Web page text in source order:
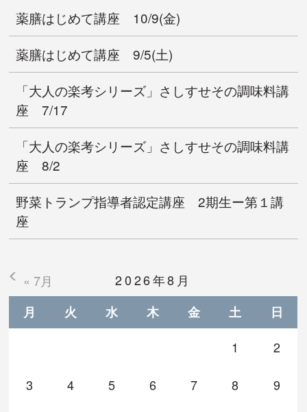
薬膳はじめて講座 10/9(金)
薬膳はじめて講座 9/5(土)
「大人の楽考シリーズ」さしすせその調味料講
座 7/17
「大人の楽考シリーズ」さしすせその調味料講
座 8/2
野菜トランプ指導者認定講座 2期生ー第１講
座
2026年8月
月
火 水 木 金 土 日
« 7月
1 2
3 4 5 6 7 8 9